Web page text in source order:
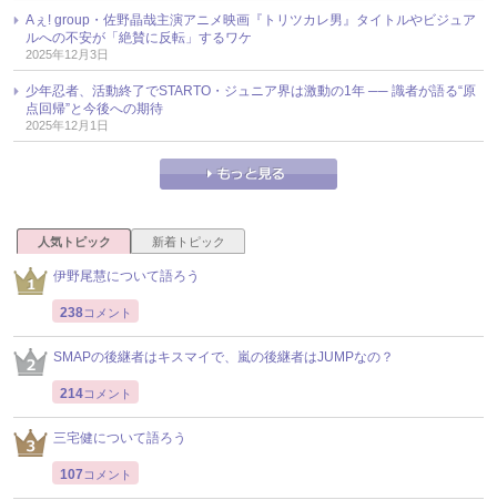
Aぇ! group・佐野晶哉主演アニメ映画『トリツカレ男』タイトルやビジュア
ルへの不安が「絶賛に反転」するワケ
2025年12月3日
少年忍者、活動終了でSTARTO・ジュニア界は激動の1年 ── 識者が語る“原
点回帰”と今後への期待
2025年12月1日
人気トピック 新着トピック
伊野尾慧について語ろう
238コメント
SMAPの後継者はキスマイで、嵐の後継者はJUMPなの？
214コメント
三宅健について語ろう
107 コメント